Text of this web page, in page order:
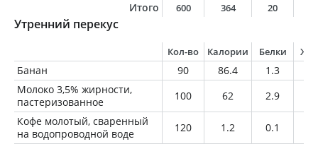
Итого
600 364 20
Утренний перекус
Кол-во Калории Белки
Банан 90 86.4 1.3
Молоко 3,5% жирности,
пастеризованное
100 62 2.9
Кофе молотый, сваренный
на водопроводной воде
120 1.2 0.1